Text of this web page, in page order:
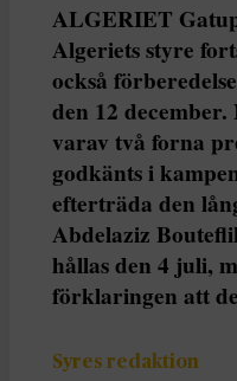
ALGERIET
Algeriets styre
också
den 12
varav två forna
godkänts i
efterträda den
Abdelaziz
hållas den 4 juli,
förklaringen att
Syres redaktion